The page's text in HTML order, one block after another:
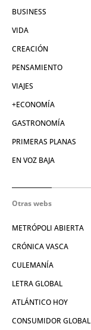
BUSINESS
VIDA
CREACIÓN
PENSAMIENTO
VIAJES
+ECONOMÍA
GASTRONOMÍA
PRIMERAS PLANAS
EN VOZ BAJA
Otras webs
METRÓPOLI ABIERTA
CRÓNICA VASCA
CULEMANÍA
LETRA GLOBAL
ATLÁNTICO HOY
CONSUMIDOR GLOBAL